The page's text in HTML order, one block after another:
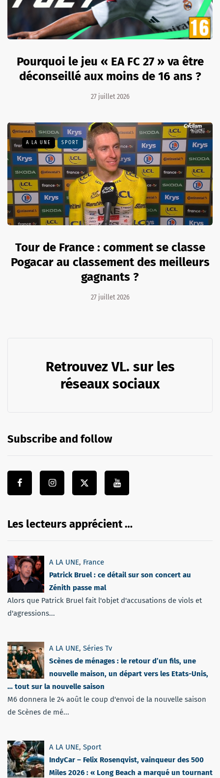
Pourquoi le jeu « EA FC 27 » va être
déconseillé aux moins de 16 ans ?
27 juillet 2026
A LA UNE SPORT
Tour de France : comment se classe
Pogacar au classement des meilleurs
gagnants ?
27 juillet 2026
Retrouvez VL. sur les
réseaux sociaux
Subscribe and follow
Les lecteurs apprécient …
A LA UNE, France
Patrick Bruel : ce détail sur son concert au
Zénith passe mal
Alors que Patrick Bruel fait l'objet d'accusations de viols et
d'agressions...
A LA UNE, Séries Tv
Scènes de ménages : le retour d’un fils, une
nouvelle maison, un départ vers les Etats-Unis,
… tout sur la nouvelle saison
M6 donnera le 24 août le coup d'envoi de la nouvelle saison
de Scènes de mé...
A LA UNE, Sport
IndyCar – Felix Rosenqvist, vainqueur des 500
Miles 2026 : « Long Beach a marqué un tournant